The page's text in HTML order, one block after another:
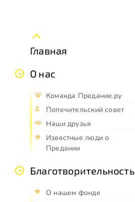
Главная
О нас
Команда Предание.ру
Попечительский совет
Наши друзья
Известные люди о
Предании
Благотворительность
О нашем фонде